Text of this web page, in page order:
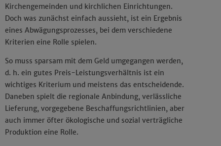
Kirchengemeinden und kirchlichen Einrichtungen.
Doch was zunächst einfach aussieht, ist ein Ergebnis
eines Abwägungsprozesses, bei dem verschiedene
Kriterien eine Rolle spielen.
So muss sparsam mit dem Geld umgegangen werden,
d. h. ein gutes Preis-Leistungsverhältnis ist ein
wichtiges Kriterium und meistens das entscheidende.
Daneben spielt die regionale Anbindung, verlässliche
Lieferung, vorgegebene Beschaffungsrichtlinien, aber
auch immer öfter ökologische und sozial verträgliche
Produktion eine Rolle.